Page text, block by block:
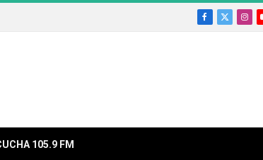
Facebook
X
105.9 FM